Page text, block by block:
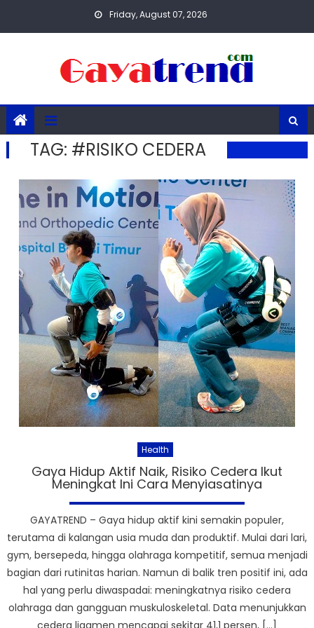
Friday, August 07, 2026
TAG: #RISIKO CEDERA
Health
Gaya Hidup Aktif Naik, Risiko Cedera Ikut
Meningkat Ini Cara Menyiasatinya
GAYATREND – Gaya hidup aktif kini semakin populer,
terutama di kalangan usia muda dan produktif. Mulai dari lari,
gym, bersepeda, hingga olahraga kompetitif, semua menjadi
bagian dari rutinitas harian. Namun di balik tren positif ini, ada
hal yang perlu diwaspadai: meningkatnya risiko cedera
olahraga dan gangguan muskuloskeletal. Data menunjukkan
cedera ligamen mencapai sekitar 41,1 persen, […]